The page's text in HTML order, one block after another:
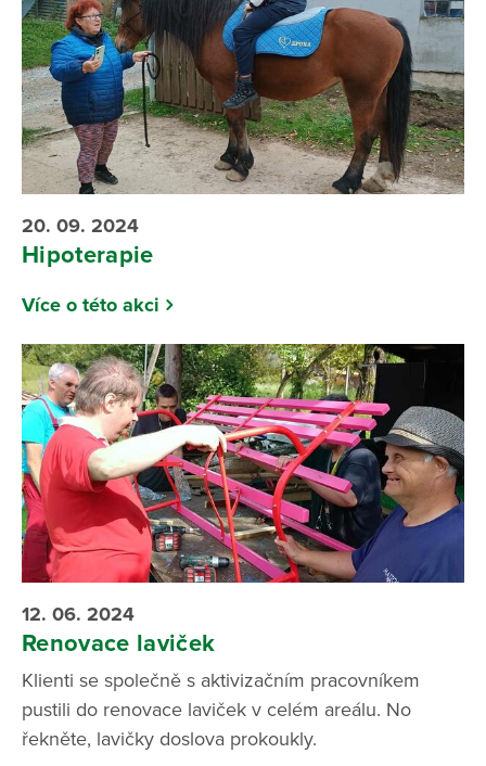
20. 09. 2024
Hipoterapie
Více o této akci
12. 06. 2024
Renovace laviček
Klienti se společně s aktivizačním pracovníkem
pustili do renovace laviček v celém areálu. No
řekněte, lavičky doslova prokoukly.